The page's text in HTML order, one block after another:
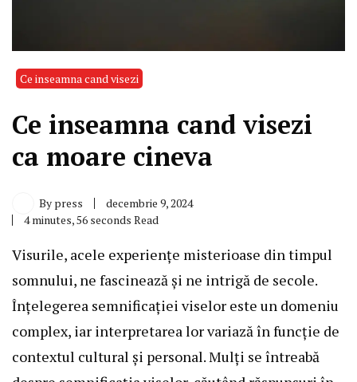
Ce inseamna cand visezi
Ce inseamna cand visezi
ca moare cineva
By press
decembrie 9, 2024
4 minutes, 56 seconds Read
Visurile, acele experiențe misterioase din timpul
somnului, ne fascinează și ne intrigă de secole.
Înțelegerea semnificației viselor este un domeniu
complex, iar interpretarea lor variază în funcție de
contextul cultural și personal. Mulți se întreabă